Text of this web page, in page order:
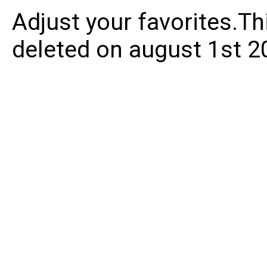
Adjust your
deleted on august 1st